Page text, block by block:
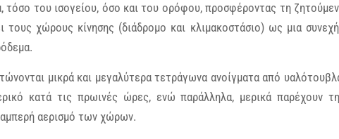
τόσο του ισογείου, όσο και του ορόφου, προσφέροντας τη
τους χώρους κίνησης (διάδρομο και κλιμακοστάσιο) ως μια
μικρά και μεγαλύτερα τετράγωνα ανοίγματα από
κατά τις πρωινές ώρες, ενώ παράλληλα, μερικά παρέχουν
αερισμό των χώρων.